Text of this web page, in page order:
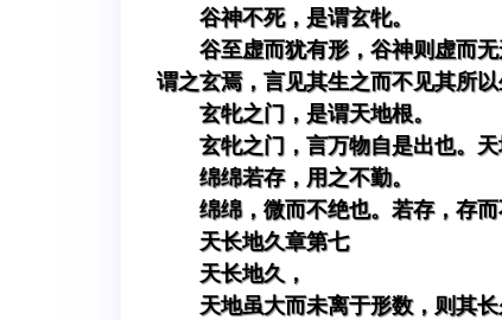
谷神不死，是谓玄牝。
谷至虚而犹有形，谷神则虚而
谓之玄焉，言见其生之而不见其所以
玄牝之门，是谓天地根。
玄牝之门，言万物自是出也。天
绵绵若存，用之不勤。
绵绵，微而不绝也。若存，存
天长地久章第七
天长地久，
天地虽大而未离于形数，则其